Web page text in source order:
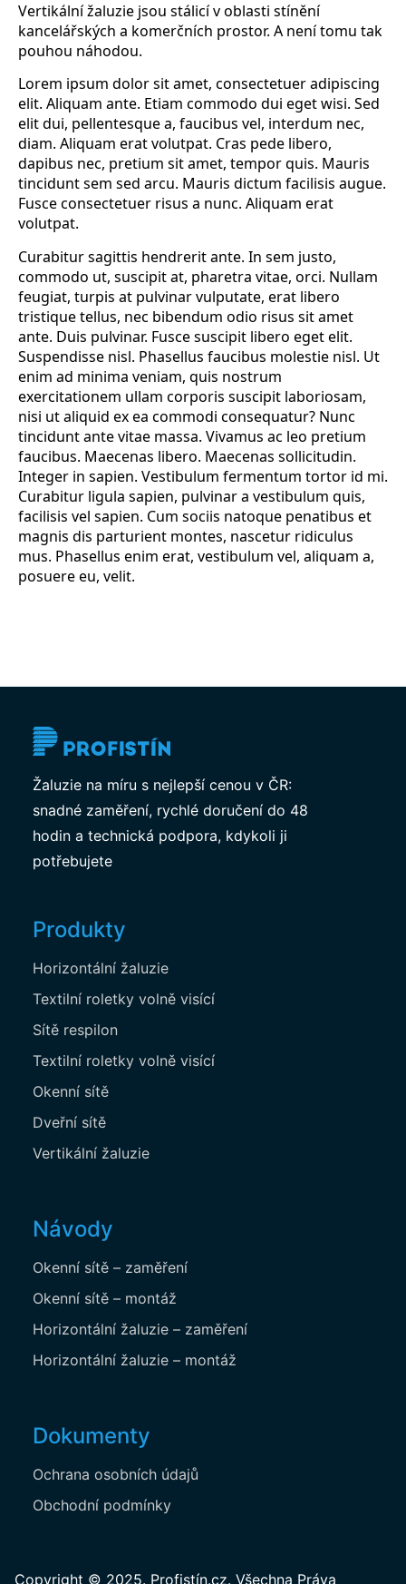
POČET KUSŮ
Metry čtverečn:Kč
Barva horního profilu:
Barva horního profilu s DPH:
Barva lamely:Kč
Bezpečnostní prvek:Kč
Dilatační podložky:Kč
Brzda:
Kč
Kč
Vertikální žaluzie jsou stálicí v oblasti stínění
kancelářských a komerčních prostor. A není tomu tak
pouhou náhodou.
Lorem ipsum dolor sit amet, consectetuer adipiscing
elit. Aliquam ante. Etiam commodo dui eget wisi. Sed
elit dui, pellentesque a, faucibus vel, interdum nec,
diam. Aliquam erat volutpat. Cras pede libero,
dapibus nec, pretium sit amet, tempor quis. Mauris
tincidunt sem sed arcu. Mauris dictum facilisis augue.
Fusce consectetuer risus a nunc. Aliquam erat
volutpat.
Curabitur sagittis hendrerit ante. In sem justo,
commodo ut, suscipit at, pharetra vitae, orci. Nullam
feugiat, turpis at pulvinar vulputate, erat libero
tristique tellus, nec bibendum odio risus sit amet
ante. Duis pulvinar. Fusce suscipit libero eget elit.
Suspendisse nisl. Phasellus faucibus molestie nisl. Ut
enim ad minima veniam, quis nostrum
exercitationem ullam corporis suscipit laboriosam,
nisi ut aliquid ex ea commodi consequatur? Nunc
tincidunt ante vitae massa. Vivamus ac leo pretium
faucibus. Maecenas libero. Maecenas sollicitudin.
Integer in sapien. Vestibulum fermentum tortor id mi.
Curabitur ligula sapien, pulvinar a vestibulum quis,
facilisis vel sapien. Cum sociis natoque penatibus et
magnis dis parturient montes, nascetur ridiculus
mus. Phasellus enim erat, vestibulum vel, aliquam a,
posuere eu, velit.
Žaluzie na míru s nejlepší cenou v ČR:
snadné zaměření, rychlé doručení do 48
hodin a technická podpora, kdykoli ji
potřebujete
Produkty
Horizontální žaluzie
Textilní roletky volně visící
Sítě respilon
Textilní roletky volně visící
Okenní sítě
Dveřní sítě
Vertikální žaluzie
Návody
Okenní sítě – zaměření
Okenní sítě – montáž
Horizontální žaluzie – zaměření
Horizontální žaluzie – montáž
Dokumenty
Ochrana osobních údajů
Obchodní podmínky
Copyright © 2025. Profistín.cz. Všechna Práva